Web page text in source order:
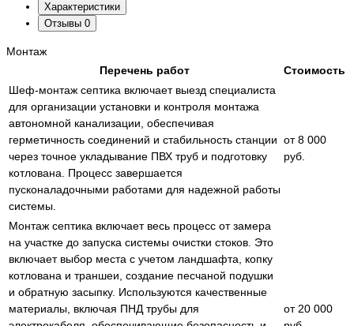
Характеристики
Отзывы 0
Монтаж
Перечень работ
Стоимость
Шеф-монтаж септика включает выезд специалиста
для организации установки и контроля монтажа
автономной канализации, обеспечивая
герметичность соединений и стабильность станции
через точное укладывание ПВХ труб и подготовку
котлована. Процесс завершается
пусконаладочными работами для надежной работы
системы.
от 8 000
руб.
Монтаж септика включает весь процесс от замера
на участке до запуска системы очистки стоков. Это
включает выбор места с учетом ландшафта, копку
котлована и траншеи, создание песчаной подушки
и обратную засыпку. Используются качественные
материалы, включая ПНД трубы для
от 20 000